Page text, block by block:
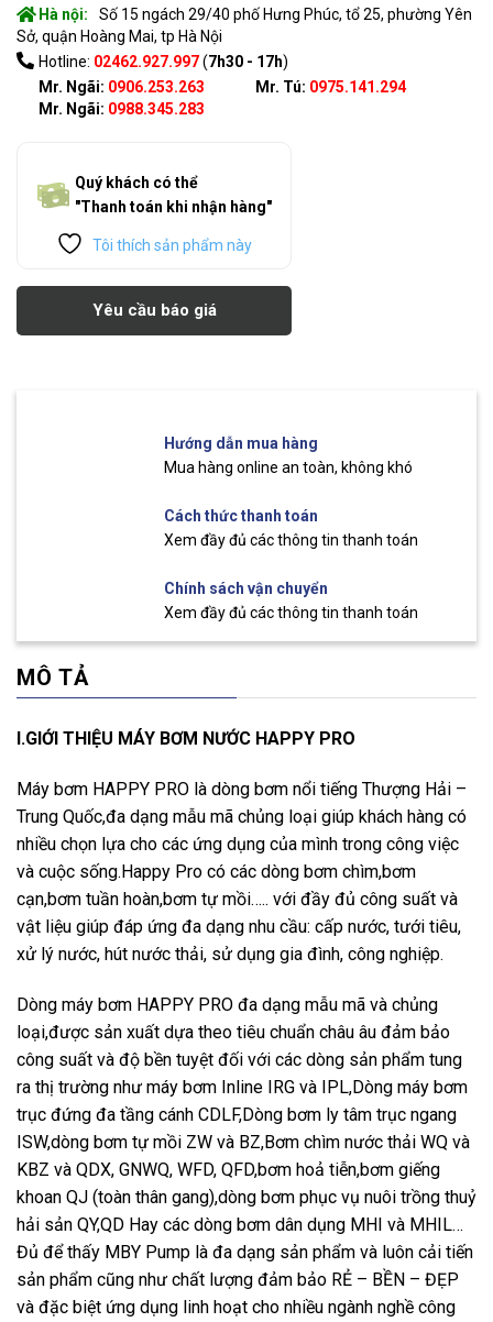
Hà nội:
Số 15 ngách 29/40 phố Hưng Phúc, tổ 25, phường Yên
Sở, quận Hoàng Mai, tp Hà Nội
Hotline: 02462.927.997(7h30 - 17h)
Mr. Ngãi: 0906.253.263
Mr. Ngãi: 0988.345.283
Mr. Tú: 0975.141.294
Quý khách có thể
"Thanh toán khi nhận hàng"
Tôi thích sản phẩm này
Yêu cầu báo giá
Hướng dẫn mua hàng
Mua hàng online an toàn, không khó
Cách thức thanh toán
Xem đầy đủ các thông tin thanh toán
Chính sách vận chuyển
Xem đầy đủ các thông tin thanh toán
MÔ TẢ
I.GIỚI THIỆU MÁY BƠM NƯỚC HAPPY PRO
Máy bơm HAPPY PRO là dòng bơm nổi tiếng Thượng Hải –
Trung Quốc,đa dạng mẫu mã chủng loại giúp khách hàng có
nhiều chọn lựa cho các ứng dụng của mình trong công việc
và cuộc sống.Happy Pro có các dòng bơm chìm,bơm
cạn,bơm tuần hoàn,bơm tự mồi….. với đầy đủ công suất và
vật liệu giúp đáp ứng đa dạng nhu cầu: cấp nước, tưới tiêu,
xử lý nước, hút nước thải, sử dụng gia đình, công nghiệp.
Dòng máy bơm HAPPY PRO đa dạng mẫu mã và chủng
loại,được sản xuất dựa theo tiêu chuẩn châu âu đảm bảo
công suất và độ bền tuyệt đối với các dòng sản phẩm tung
ra thị trường như máy bơm Inline IRG và IPL,Dòng máy bơm
trục đứng đa tầng cánh CDLF,Dòng bơm ly tâm trục ngang
ISW,dòng bơm tự mồi ZW và BZ,Bơm chìm nước thải WQ và
KBZ và QDX, GNWQ, WFD, QFD,bơm hoả tiễn,bơm giếng
khoan QJ (toàn thân gang),dòng bơm phục vụ nuôi trồng thuỷ
hải sản QY,QD Hay các dòng bơm dân dụng MHI và MHIL…
Đủ để thấy MBY Pump là đa dạng sản phẩm và luôn cải tiến
sản phẩm cũng như chất lượng đảm bảo RẺ – BỀN – ĐẸP
và đặc biệt ứng dụng linh hoạt cho nhiều ngành nghề công